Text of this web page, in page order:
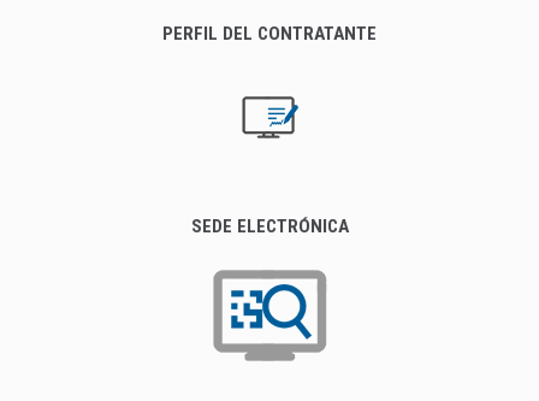
PERFIL DEL CONTRATANTE
SEDE ELECTRÓNICA